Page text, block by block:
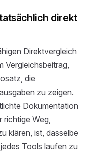
direkt
Direktvergleich
Vergleichsbeitrag,
die
zu zeigen.
Dokumentation
Weg,
klären, ist, dasselbe
Tools laufen zu